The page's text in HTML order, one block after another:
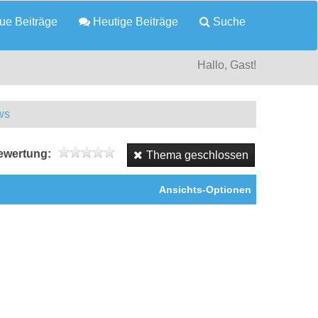
Beiträge Heutige Beiträge Suche
Hallo, Gast!
Thema geschlossen
Ansichts-Optionen